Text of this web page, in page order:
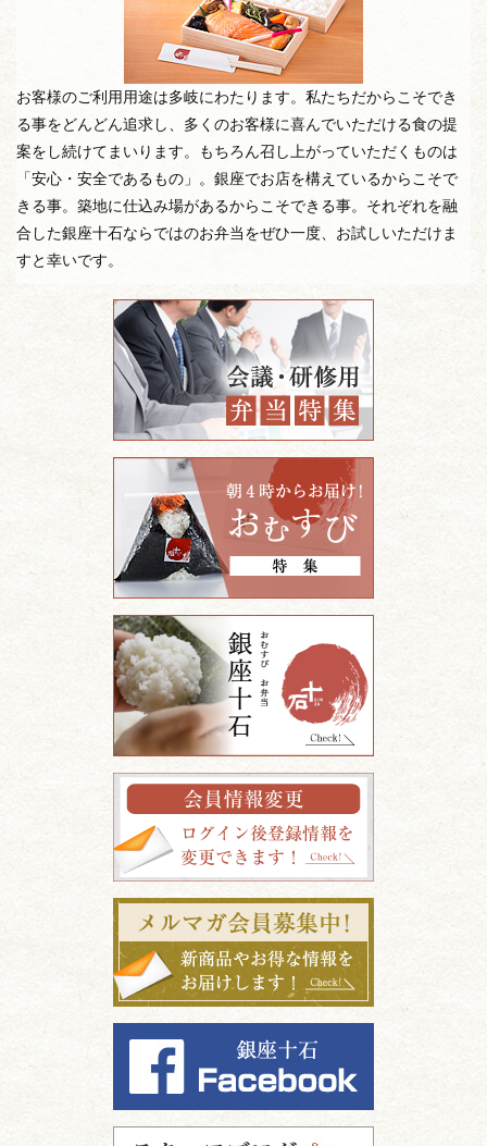
お客様のご利用用途は多岐にわたります。私たちだからこそでき
る事をどんどん追求し、多くのお客様に喜んでいただける食の提
案をし続けてまいります。もちろん召し上がっていただくものは
「安心・安全であるもの」。銀座でお店を構えているからこそで
きる事。築地に仕込み場があるからこそできる事。それぞれを融
合した銀座十石ならではのお弁当をぜひ一度、お試しいただけま
すと幸いです。